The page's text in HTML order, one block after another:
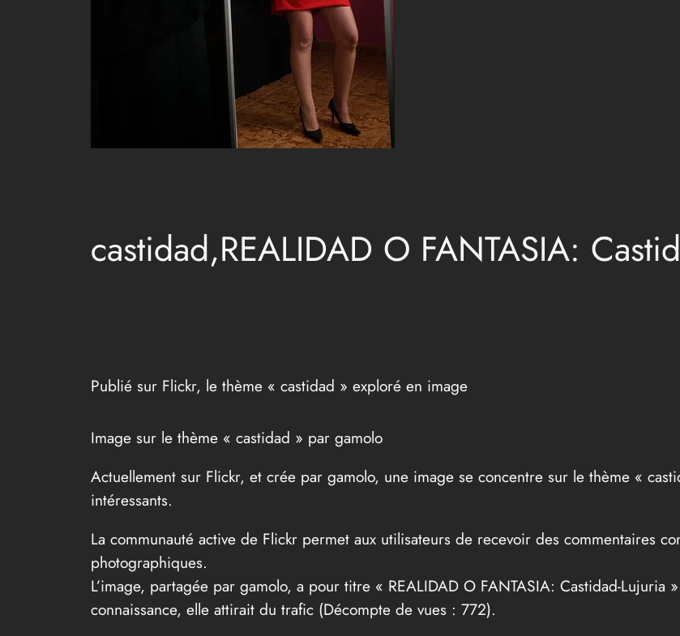
castidad,REALIDAD O FANTASIA:
Publié sur Flickr, le thème « castidad » exploré en image
Image sur le thème « castidad » par gamolo
Actuellement sur Flickr, et crée par gamolo, une image se concentre sur le thème «
intéressants.
La communauté active de Flickr permet aux utilisateurs de recevoir des commentaires
photographiques.
L’image, partagée par gamolo, a pour titre « REALIDAD O FANTASIA: Castidad-Lujuria
connaissance, elle attirait du trafic (Décompte de vues : 772).